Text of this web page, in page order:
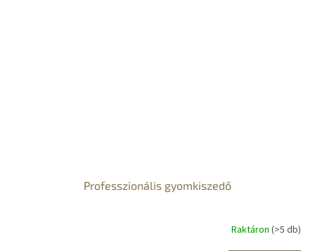
Professzionális gyomkiszedő
Raktáron (>5 db)